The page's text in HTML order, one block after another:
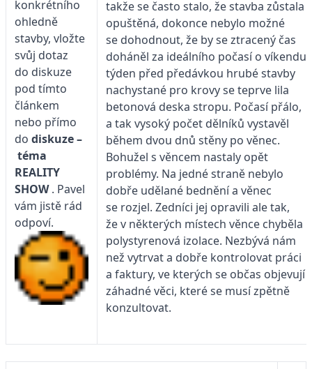
konkrétního
ohledně
stavby, vložte
svůj dotaz
do diskuze
pod tímto
článkem
nebo přímo
do diskuze –
téma
REALITY
SHOW. Pavel
vám jistě rád
odpoví.
takže se často stalo, že stavba zůstala
opuštěná, dokonce nebylo možné
se dohodnout, že by se ztracený čas
doháněl za ideálního počasí o
týden před předávkou hrubé stavby
nachystané pro krovy se teprve lila
betonová deska stropu. Počasí přálo,
a tak vysoký počet dělníků vystavěl
během dvou dnů stěny po věnec.
Bohužel s věncem nastaly opět
problémy. Na jedné straně nebylo
dobře udělané bednění a věnec
se rozjel. Zedníci jej opravili ale tak,
že v některých místech věnce chyběla
polystyrenová izolace. Nezbývá nám
než vytrvat a dobře kontrolovat práci
a faktury, ve kterých se občas objevují
záhadné věci, které se musí zpětně